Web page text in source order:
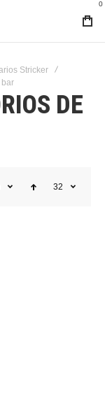
0
Stricker
bar
DE
32